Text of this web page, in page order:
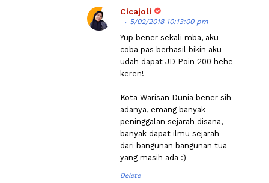
Cicajoli
5/02/2018 10:13:00 pm
Yup bener sekali mba, aku
coba pas berhasil bikin aku
udah dapat JD Poin 200 hehe
keren!
Kota Warisan Dunia bener sih
adanya, emang banyak
peninggalan sejarah disana,
banyak dapat ilmu sejarah
dari bangunan bangunan tua
yang masih ada :)
Delete